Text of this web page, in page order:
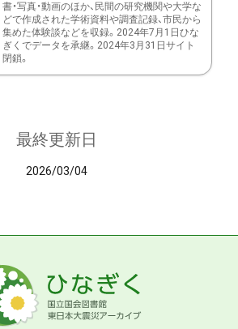
書・写真・動画のほか、民間の研究機関や大学な
どで作成された学術資料や調査記録、市民から
集めた体験談などを収録。2024年7月1日ひな
ぎくでデータを承継。2024年3月31日サイト
閉鎖。
最終更新日
2026/03/04